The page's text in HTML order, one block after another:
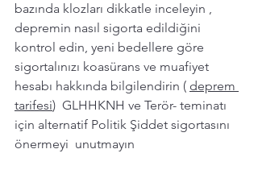
bazında klozları dikkatle inceleyin ,
depremin nasıl sigorta edildiğini
kontrol edin, yeni bedellere göre
sigortalınızı koasürans ve muafiyet
hesabı hakkında bilgilendirin ( deprem
tarifesi)  GLHHKNH ve Terör- teminatı
için alternatif Politik Şiddet sigortasını
önermeyi  unutmayın